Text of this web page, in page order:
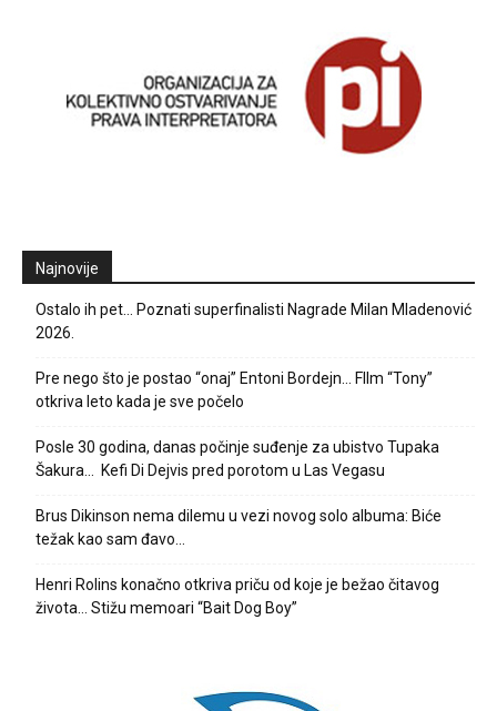
Najnovije
Ostalo ih pet… Poznati superfinalisti Nagrade Milan Mladenović
2026.
Pre nego što je postao “onaj” Entoni Bordejn… FIlm “Tony”
otkriva leto kada je sve počelo
Posle 30 godina, danas počinje suđenje za ubistvo Tupaka
Šakura… Kefi Di Dejvis pred porotom u Las Vegasu
Brus Dikinson nema dilemu u vezi novog solo albuma: Biće
težak kao sam đavo…
Henri Rolins konačno otkriva priču od koje je bežao čitavog
života… Stižu memoari “Bait Dog Boy”